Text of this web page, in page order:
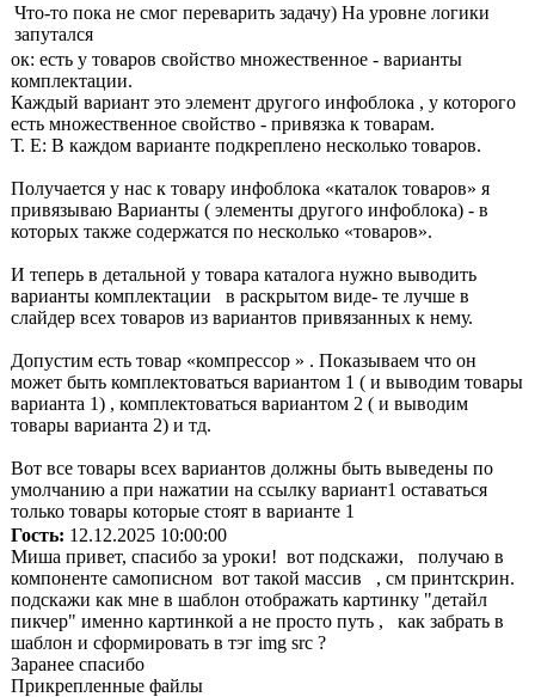
Что-то пока не смог переварить задачу) На уровне логики
запутался
ок: есть у товаров свойство множественное - варианты
комплектации.
Каждый вариант это элемент другого инфоблока , у которого
есть множественное свойство - привязка к товарам.
Т. Е: В каждом варианте подкреплено несколько товаров.
Получается у нас к товару инфоблока «каталок товаров» я
привязываю Варианты ( элементы другого инфоблока) - в
которых также содержатся по несколько «товаров».
И теперь в детальной у товара каталога нужно выводить
варианты комплектации в раскрытом виде- те лучше в
слайдер всех товаров из вариантов привязанных к нему.
Допустим есть товар «компрессор » . Показываем что он
может быть комплектоваться вариантом 1 ( и выводим товары
варианта 1) , комплектоваться вариантом 2 ( и выводим
товары варианта 2) и тд.
Вот все товары всех вариантов должны быть выведены по
умолчанию а при нажатии на ссылку вариант1 оставаться
только товары которые стоят в варианте 1
Гость: 12.12.2025 10:00:00
Миша привет, спасибо за уроки! вот подскажи, получаю в
компоненте самописном вот такой массив , см принтскрин.
подскажи как мне в шаблон отображать картинку "детайл
пикчер" именно картинкой а не просто путь , как забрать в
шаблон и сформировать в тэг img src ?
Заранее спасибо
Прикрепленные файлы